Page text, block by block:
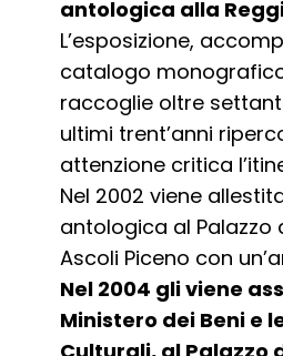
antologica alla
L’esposizione,
catalogo
raccoglie oltre
ultimi trent’anni
attenzione critica
Nel 2002 viene
antologica al Palazzo
Ascoli Piceno con
Nel 2004 gli viene
Ministero dei Beni e